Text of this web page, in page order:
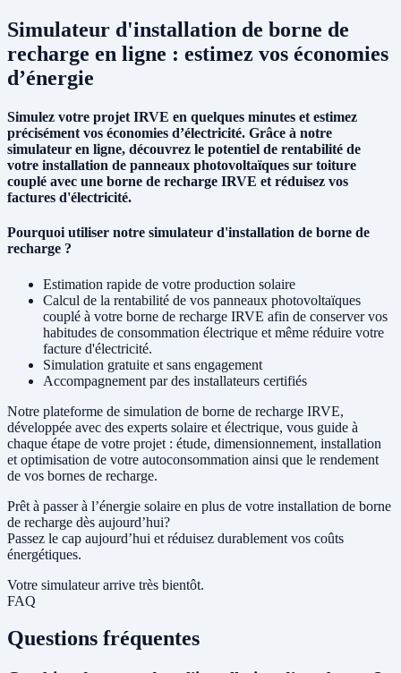
Simulateur d'installation de borne de
recharge en ligne : estimez vos économies
d’énergie
Simulez votre projet IRVE en quelques minutes et estimez
précisément vos économies d’électricité. Grâce à notre
simulateur en ligne, découvrez le potentiel de rentabilité de
votre installation de panneaux photovoltaïques sur toiture
couplé avec une borne de recharge IRVE et réduisez vos
factures d'électricité.
Pourquoi utiliser notre simulateur d'installation de borne de
recharge ?
Estimation rapide de votre production solaire
Calcul de la rentabilité de vos panneaux photovoltaïques
couplé à votre borne de recharge IRVE afin de conserver vos
habitudes de consommation électrique et même réduire votre
facture d'électricité.
Simulation gratuite et sans engagement
Accompagnement par des installateurs certifiés
Notre plateforme de simulation de borne de recharge IRVE,
développée avec des experts solaire et électrique, vous guide à
chaque étape de votre projet : étude, dimensionnement, installation
et optimisation de votre autoconsommation ainsi que le rendement
de vos bornes de recharge.
Prêt à passer à l’énergie solaire en plus de votre installation de borne
de recharge dès aujourd’hui?
Passez le cap aujourd’hui et réduisez durablement vos coûts
énergétiques.
Votre simulateur arrive très bientôt.
FAQ
Questions fréquentes